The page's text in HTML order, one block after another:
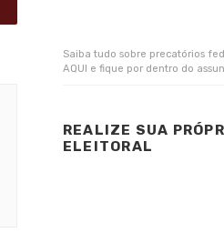
Saiba tudo sobre precatórios
AQUI e fique por dentro do
REALIZE SUA
ELEITORAL